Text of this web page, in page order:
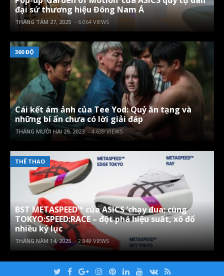
đại sứ thương hiệu Đông Nam Á
THÁNG TÁM 27, 2025 - 6.064 VIEWS
360 ĐỘ
Cái kết ám ảnh của Tee Yod: Quỷ ăn tạng và
những bí ẩn chưa có lời giải đáp
THÁNG MƯỜI HAI 29, 2023 - 4.639 VIEWS
THỂ THAO
BST METASPEED™ của ASICS ‘chạy đua; cùng
TOKYO:SPEED:RACE – đột phá hiệu suất, xô đổ
nhiều kỷ lục
THÁNG NĂM 14, 2025 - 2.848 VIEWS